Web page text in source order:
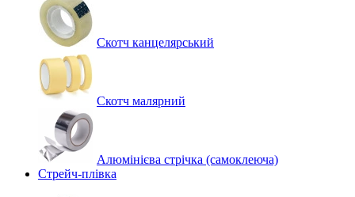
Скотч канцелярський
Скотч малярний
Алюмінієва стрічка (самоклеюча)
Стрейч-плівка